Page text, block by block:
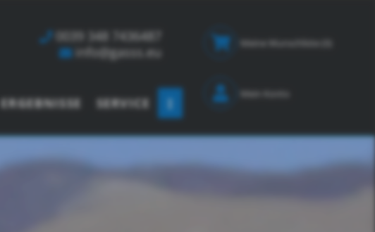
0039 348 7436487
info@gasss.eu
ERGEBNISSE SERVICE
Meine Wunschliste
Mein Konto